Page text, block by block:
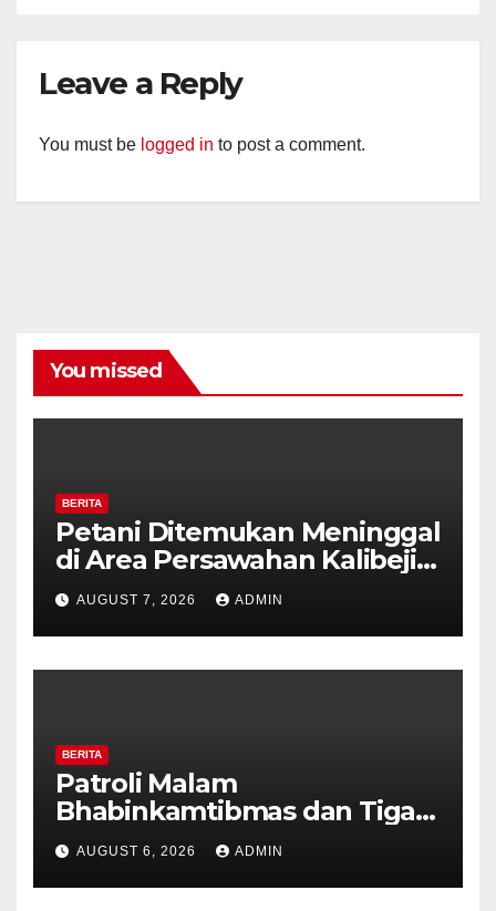
Leave a Reply
You must be logged in to post a comment.
You missed
BERITA
Petani Ditemukan Meninggal
di Area Persawahan Kalibeji,
Polisi Pastikan Tidak Ada
Tanda Kekerasan
AUGUST 7, 2026 ADMIN
BERITA
Patroli Malam
Bhabinkamtibmas dan Tiga
Pilar Kelurahan Ungaran
Perkuat Kamtibmas, Warga
Diajak Aktifkan Ronda
AUGUST 6, 2026 ADMIN